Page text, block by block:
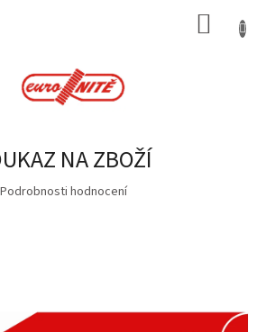
NA ZBOŽÍ
Podrobnosti hodnocení